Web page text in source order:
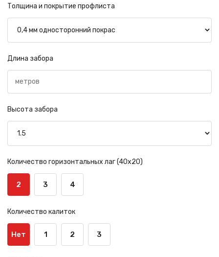
Толщина и покрытие профлиста
Длина забора
Высота забора
Количество горизонтальных лаг (40х20)
2 3 4
Количество калиток
Нет 1 2 3